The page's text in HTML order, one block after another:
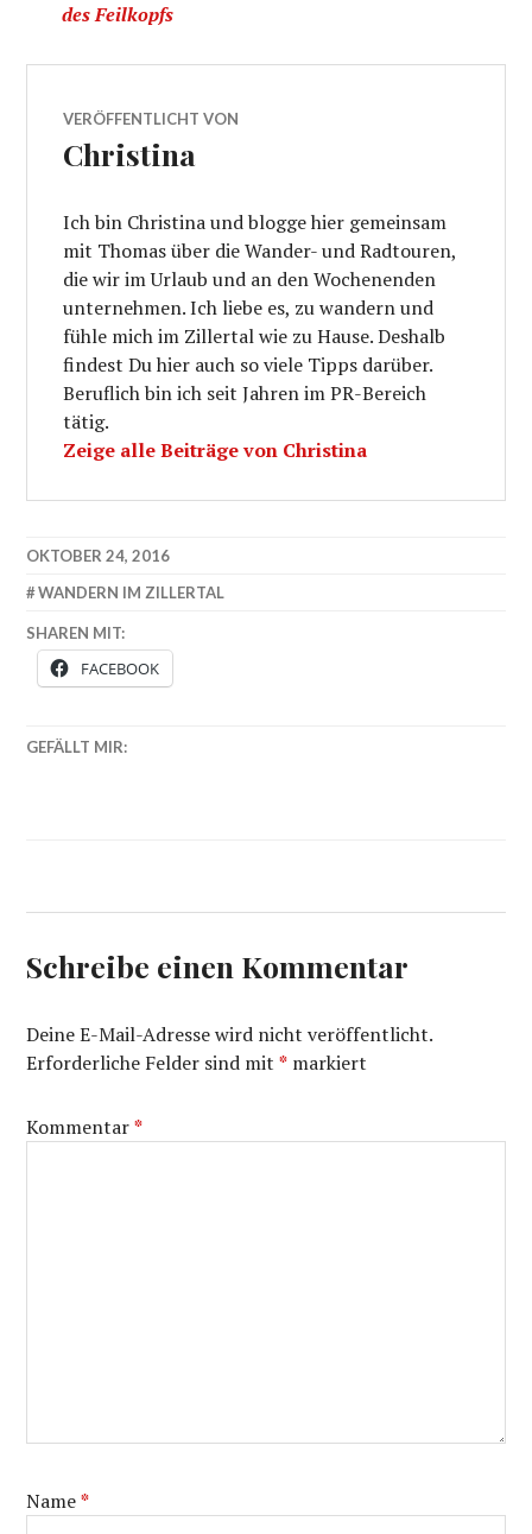
des Feilkopfs
VERÖFFENTLICHT VON
Christina
Ich bin Christina und blogge hier gemeinsam
mit Thomas über die Wander- und Radtouren,
die wir im Urlaub und an den Wochenenden
unternehmen. Ich liebe es, zu wandern und
fühle mich im Zillertal wie zu Hause. Deshalb
findest Du hier auch so viele Tipps darüber.
Beruflich bin ich seit Jahren im PR-Bereich
tätig.
Zeige alle Beiträge von Christina
OKTOBER 24, 2016
WANDERN IM ZILLERTAL
SHAREN MIT:
FACEBOOK
GEFÄLLT MIR:
Schreibe einen Kommentar
Deine E-Mail-Adresse wird nicht veröffentlicht.
Erforderliche Felder sind mit* markiert
Kommentar*
Name*